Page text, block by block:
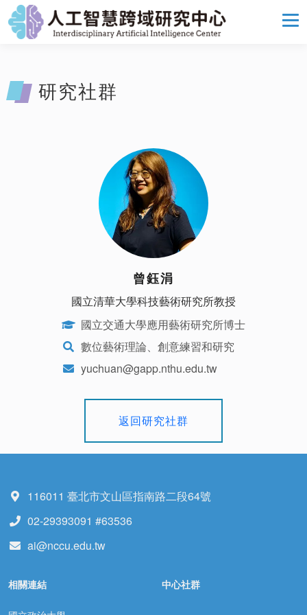
研究社群
曾鈺涓
國立清華大學科技藝術研究所教授
國立交通大學應用藝術研究所博士
數位藝術理論、創意練習和研究
yuchuan@gapp.nthu.edu.tw
返回研究社群
116011 臺北市文山區指南路二段64號
02-29393091 #63536
ai@nccu.edu.tw
相關連結 中心社群